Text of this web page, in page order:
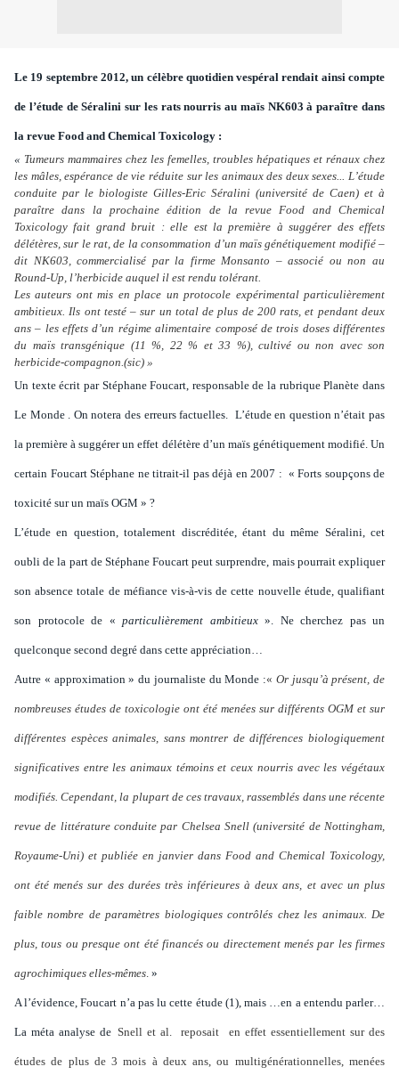
Le 19 septembre 2012, un célèbre quotidien vespéral rendait ainsi compte
de l’étude de Séralini sur les rats nourris au maïs NK603 à paraître dans
la revue Food and Chemical Toxicology :
« Tumeurs mammaires chez les femelles, troubles hépatiques et rénaux chez
les mâles, espérance de vie réduite sur les animaux des deux sexes... L’étude
conduite par le biologiste Gilles-Eric Séralini (université de Caen) et à
paraître dans la prochaine édition de la revue Food and Chemical
Toxicology fait grand bruit : elle est la première à suggérer des effets
délétères, sur le rat, de la consommation d’un maïs génétiquement modifié –
dit NK603, commercialisé par la firme Monsanto – associé ou non au
Round-Up, l’herbicide auquel il est rendu tolérant.
Les auteurs ont mis en place un protocole expérimental particulièrement
ambitieux. Ils ont testé – sur un total de plus de 200 rats, et pendant deux
ans – les effets d’un régime alimentaire composé de trois doses différentes
du maïs transgénique (11 %, 22 % et 33 %), cultivé ou non avec son
herbicide-compagnon.(sic) »
Un texte écrit par Stéphane Foucart, responsable de la rubrique Planète dans
Le Monde . On notera des erreurs factuelles. L’étude en question n’était pas
la première à suggérer un effet délétère d’un maïs génétiquement modifié. Un
certain Foucart Stéphane ne titrait-il pas déjà en 2007 : « Forts soupçons de
toxicité sur un maïs OGM » ?
L’étude en question, totalement discréditée, étant du même Séralini, cet
oubli de la part de Stéphane Foucart peut surprendre, mais pourrait expliquer
son absence totale de méfiance vis-à-vis de cette nouvelle étude, qualifiant
son protocole de « particulièrement ambitieux». Ne cherchez pas un
quelconque second degré dans cette appréciation…
Autre « approximation » du journaliste du Monde :« Or jusqu’à présent, de
nombreuses études de toxicologie ont été menées sur différents OGM et sur
différentes espèces animales, sans montrer de différences biologiquement
significatives entre les animaux témoins et ceux nourris avec les végétaux
modifiés. Cependant, la plupart de ces travaux, rassemblés dans une récente
revue de littérature conduite par Chelsea Snell (université de Nottingham,
Royaume-Uni) et publiée en janvier dans Food and Chemical Toxicology,
ont été menés sur des durées très inférieures à deux ans, et avec un plus
faible nombre de paramètres biologiques contrôlés chez les animaux. De
plus, tous ou presque ont été financés ou directement menés par les firmes
agrochimiques elles-mêmes. »
A l’évidence, Foucart n’a pas lu cette étude (1), mais …en a entendu parler…
La méta analyse de Snell et al. reposait en effet essentiellement sur des
études de plus de 3 mois à deux ans, ou multigénérationnelles, menées